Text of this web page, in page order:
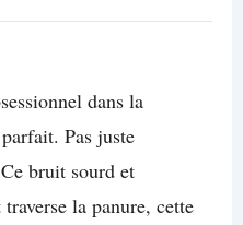
dans la
Pas juste
bruit sourd et
la panure, cette